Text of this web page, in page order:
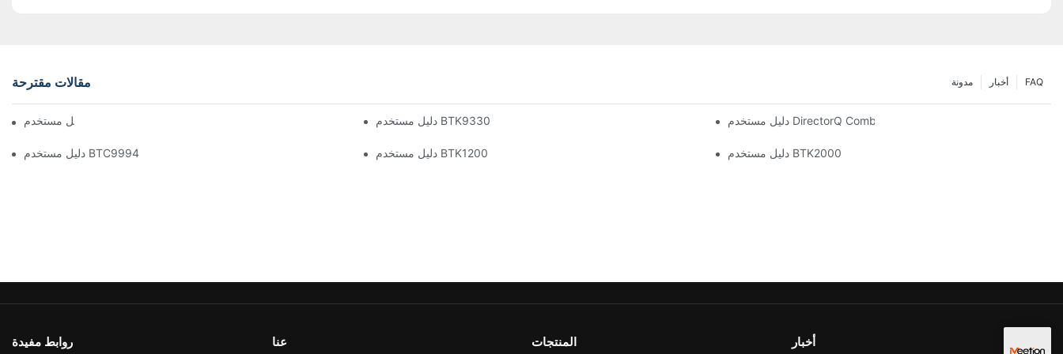
مقالات مقترحة FAQ أخبار مدونة
دليل مستخدم BTK9330 دليل مستخدم DirectorQ Combo
دليل مستخدم BTC9994 دليل مستخدم BTK1200 دليل مستخدم BTK2000
روابط مفيدة عنا المنتجات أخبار